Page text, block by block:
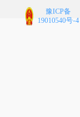
附录R 拆除工程
豫ICP备
19010540号-4